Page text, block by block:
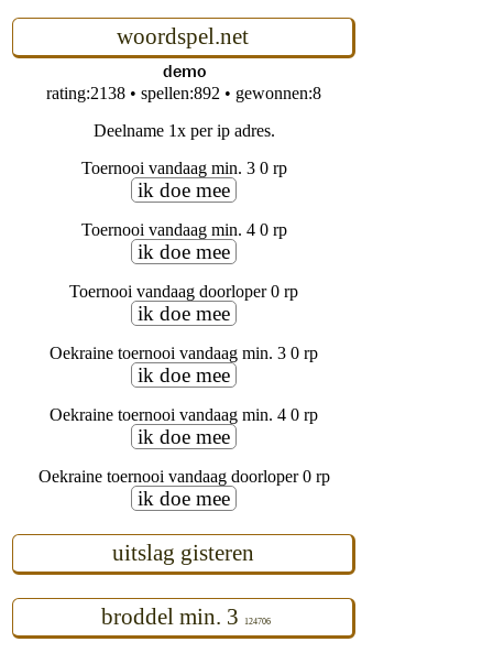
woordspel.net
demo
rating:2138 • spellen:892 • gewonnen:8
Deelname 1x per ip adres.
Toernooi vandaag min. 3 0 rp
ik doe mee
Toernooi vandaag min. 4 0 rp
ik doe mee
Toernooi vandaag doorloper 0 rp
ik doe mee
Oekraine toernooi vandaag min. 3 0 rp
ik doe mee
Oekraine toernooi vandaag min. 4 0 rp
ik doe mee
Oekraine toernooi vandaag doorloper 0 rp
ik doe mee
uitslag gisteren
broddel min. 3 124706